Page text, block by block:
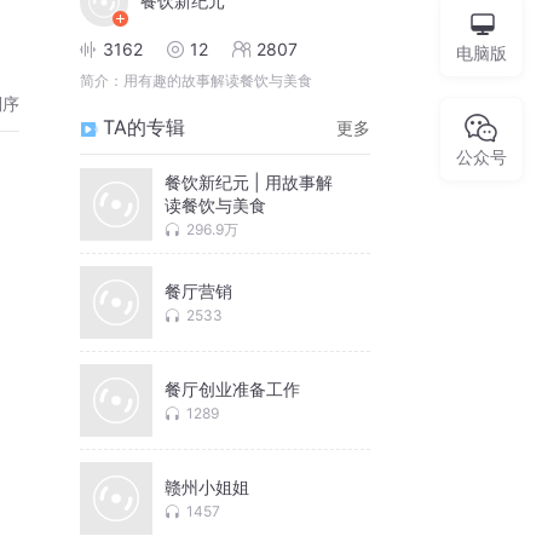
3162 12 2807
简介： 用有趣的故事解读餐饮与美食
TA的专辑 更多
餐饮新纪元 | 用故事解
读餐饮与美食
296.9万
餐厅营销
2533
餐厅创业准备工作
1289
赣州小姐姐
1457
电脑版
公众号